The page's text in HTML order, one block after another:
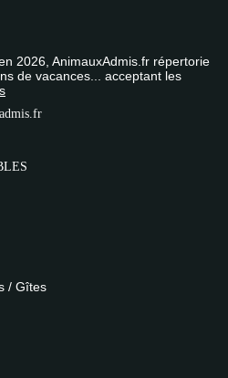
2026, AnimauxAdmis.fr répertorie
de vacances... acceptant les
/ Gîtes